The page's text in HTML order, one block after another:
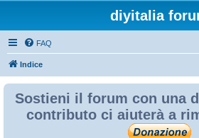
diyitalia
FAQ
Indice
Sostieni il forum con una
contributo ci aiuterà a